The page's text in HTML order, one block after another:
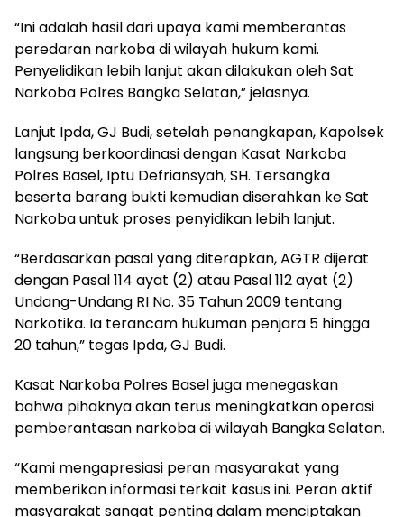
“Ini adalah hasil dari upaya kami memberantas
peredaran narkoba di wilayah hukum kami.
Penyelidikan lebih lanjut akan dilakukan oleh Sat
Narkoba Polres Bangka Selatan,” jelasnya.
Lanjut Ipda, GJ Budi, setelah penangkapan, Kapolsek
langsung berkoordinasi dengan Kasat Narkoba
Polres Basel, Iptu Defriansyah, SH. Tersangka
beserta barang bukti kemudian diserahkan ke Sat
Narkoba untuk proses penyidikan lebih lanjut.
“Berdasarkan pasal yang diterapkan, AGTR dijerat
dengan Pasal 114 ayat (2) atau Pasal 112 ayat (2)
Undang-Undang RI No. 35 Tahun 2009 tentang
Narkotika. Ia terancam hukuman penjara 5 hingga
20 tahun,” tegas Ipda, GJ Budi.
Kasat Narkoba Polres Basel juga menegaskan
bahwa pihaknya akan terus meningkatkan operasi
pemberantasan narkoba di wilayah Bangka Selatan.
“Kami mengapresiasi peran masyarakat yang
memberikan informasi terkait kasus ini. Peran aktif
masyarakat sangat penting dalam menciptakan